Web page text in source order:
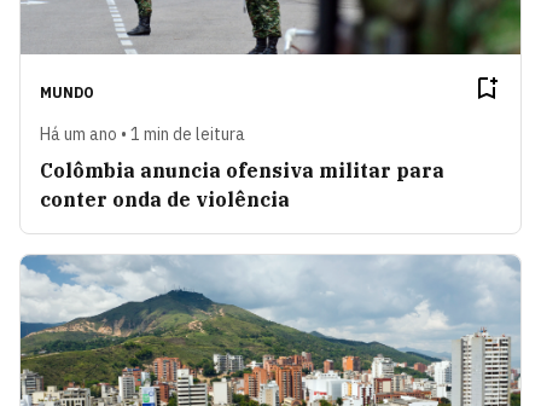
MUNDO
Há um ano • 1 min de leitura
Colômbia anuncia ofensiva militar para
conter onda de violência